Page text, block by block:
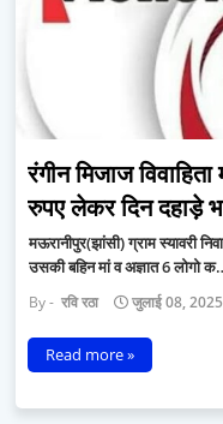
रंगीन मिजाज
रुपए लेकर दिन दहाड़े
मऊरानीपुर(झांसी) ग्राम स्यावरी
उसकी बहिन मां व अज्ञात 6 लोगो
रवि रठा जुलाई 08, 2025
Read more »